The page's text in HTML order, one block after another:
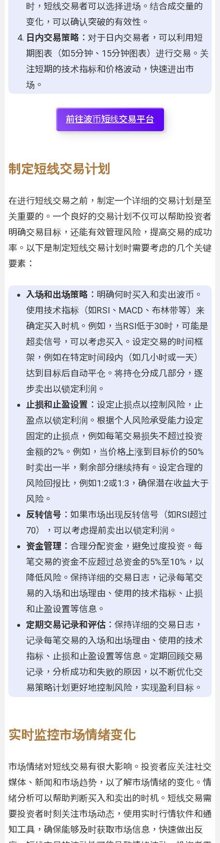
时，短线交易者可以选择进场。结合成交量的
变化，可以确认突破的有效性。
日内交易策略：对于日内交易者，可以利用短
期图表（如5分钟、15分钟图表）进行交易。关
注短期的技术指标和价格波动，快速进出市
场。
前往波币短线交易平台
制定短线交易计划
在进行短线交易之前，制定一个详细的交易计划是至
关重要的。一个良好的交易计划不仅可以帮助投资者
明确交易目标，还能有效管理风险，提高交易的成功
率。以下是制定短线交易计划时需要考虑的几个关键
要素：
入场和出场策略：明确何时买入和卖出波币。
使用技术指标（如RSI、MACD、布林带等）来
确定买入时机。例如，当RSI低于30时，可能是
超卖信号，可以考虑买入。设定交易的时间框
架，例如在特定时间段内（如几小时或一天）
达到目标后自动平仓。将持仓分成几部分，逐
步卖出以锁定利润。
止损和止盈设置 ：设定止损点以控制风险，止
盈点以锁定利润。根据个人风险承受能力设定
固定的止损点，例如每笔交易损失不超过投资
金额的2%。例如，当价格上涨到目标价的50%
时卖出一半，剩余部分继续持有。设定合理的
风险回报比，例如1:2或1:3，确保潜在收益大于
风险。
反转信号 ：如果市场出现反转信号（如RSI超过
70），可以考虑提前卖出以锁定利润。
资金管理 ：合理分配资金，避免过度投资。每
笔交易的资金不应超过总资金的5%至10%，以
降低风险。保持详细的交易日志，记录每笔交
易的入场和出场理由、使用的技术指标、止损
和止盈设置等信息。
定期交易记录和评估：保持详细的交易日志，
记录每笔交易的入场和出场理由、使用的技术
指标、止损和止盈设置等信息。定期回顾交易
记录，分析成功和失败的原因，以不断优化交
易策略计划更好地控制风险，实现盈利目标。
实时监控市场情绪变化
市场情绪对短线交易有很大影响。投资者应关注社交
媒体、新闻和市场趋势，以了解市场情绪的变化。情
绪分析可以帮助判断买入和卖出的时机。短线交易需
要投资者时刻关注市场动态，使用实时行情软件和通
知工具，确保能够及时获取市场信息，快速做出反